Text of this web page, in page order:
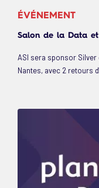
ÉVÉNEMENT
Salon de la Data et
ASI sera sponsor Silver
Nantes, avec 2 retours